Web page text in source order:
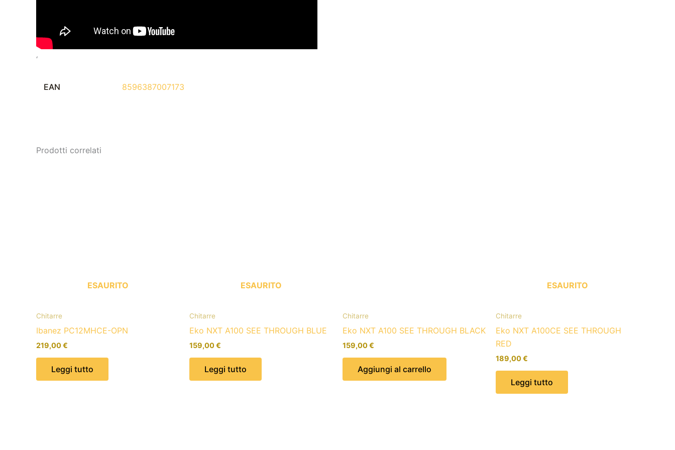
‘
EAN 8596387007173
Prodotti correlati
ESAURITO
Chitarre
Ibanez PC12MHCE-OPN
219,00€
Leggi tutto
ESAURITO
Chitarre
Eko NXT A100 SEE THROUGH BLUE
159,00€
Leggi tutto
Chitarre
Eko NXT A100 SEE THROUGH BLACK
159,00€
Aggiungi al carrello
ESAURITO
Chitarre
Eko NXT A100CE SEE THROUGH
RED
189,00€
Leggi tutto